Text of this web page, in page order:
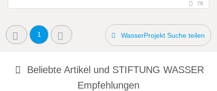
78
1 WasserProjekt Suche teilen
Beliebte Artikel und STIFTUNG WASSER
Empfehlungen